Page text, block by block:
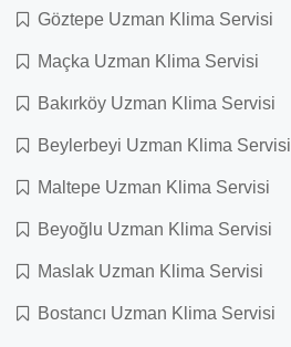
Göztepe Uzman Klima Servisi
Maçka Uzman Klima Servisi
Bakırköy Uzman Klima Servisi
Beylerbeyi Uzman Klima Servisi
Maltepe Uzman Klima Servisi
Beyoğlu Uzman Klima Servisi
Maslak Uzman Klima Servisi
Bostancı Uzman Klima Servisi